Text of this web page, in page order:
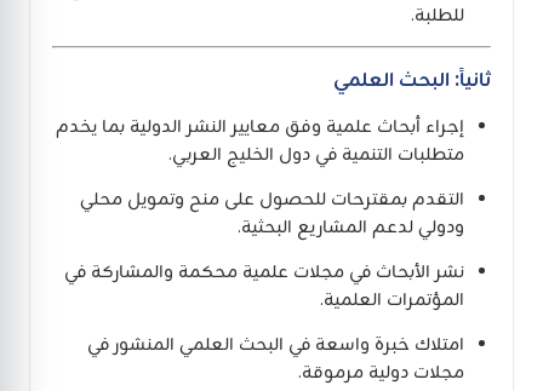
للطلبة.
ثانياً: البحث العلمي
إجراء أبحاث علمية وفق معايير النشر الدولية بما يخدم
متطلبات التنمية في دول الخليج العربي.
التقدم بمقترحات للحصول على منح وتمويل محلي
ودولي لدعم المشاريع البحثية.
نشر الأبحاث في مجلات علمية محكمة والمشاركة في
المؤتمرات العلمية.
امتلاك خبرة واسعة في البحث العلمي المنشور في
مجلات دولية مرموقة.